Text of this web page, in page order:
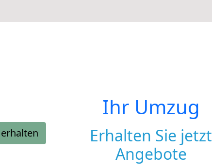
Ihr Umzug
Erhalten Sie jetzt
Angebote